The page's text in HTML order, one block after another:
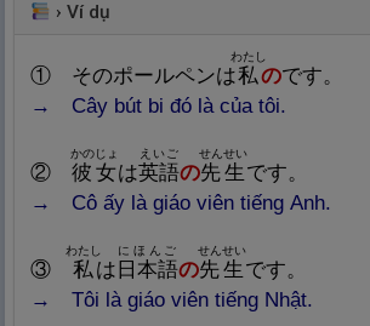
›Ví dụ
① そのポールペンは私
わたし
のです。
→ Cây bút bi đó là của tôi.
② 彼
phương
女
かのじょ
は英語
えいご
の先生
せんせい
です。
→ Cô ấy là giáo viên tiếng Anh.
③ 私
わたし
は 日 本語
にほんご
の先生
せんせい
です。
→ Tôi là giáo viên tiếng Nhật.